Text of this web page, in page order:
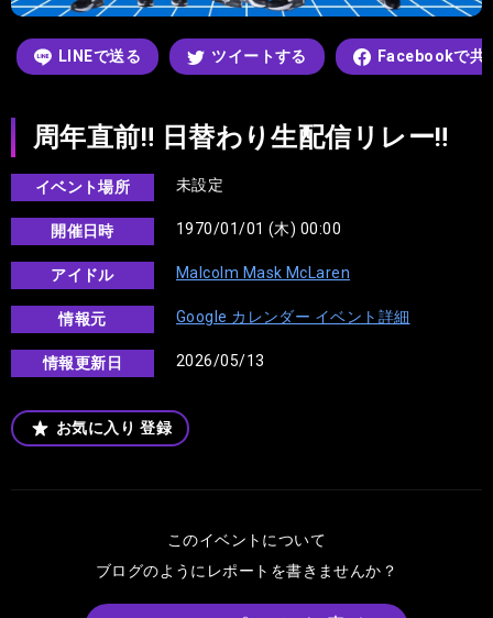
LINEで送る ツイートする Facebookで共
周年直前‼︎ 日替わり生配信リレー‼︎
イベント場所 未設定
開催日時 1970/01/01 (木) 00:00
アイドル Malcolm Mask McLaren
情報元 Google カレンダー イベント詳細
情報更新日 2026/05/13
お気に入り 登録
このイベントについて
ブログのようにレポートを書きませんか？